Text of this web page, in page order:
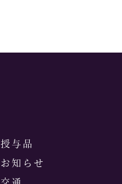
授与品
お知らせ